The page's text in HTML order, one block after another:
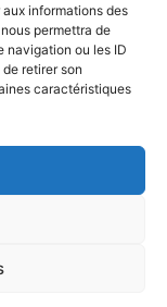
informations des
permettra de
navigation ou les ID
retirer son
caractéristiques
Série télévisée